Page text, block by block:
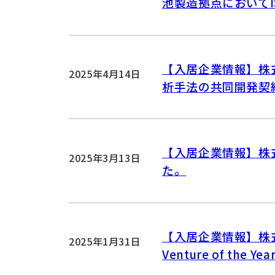
2025年4月14日
【入居企業情報】
析手法の共同開発
2025年3月13日
【入居企業情報】
た。
2025年1月31日
【入居企業情報】
Venture of the